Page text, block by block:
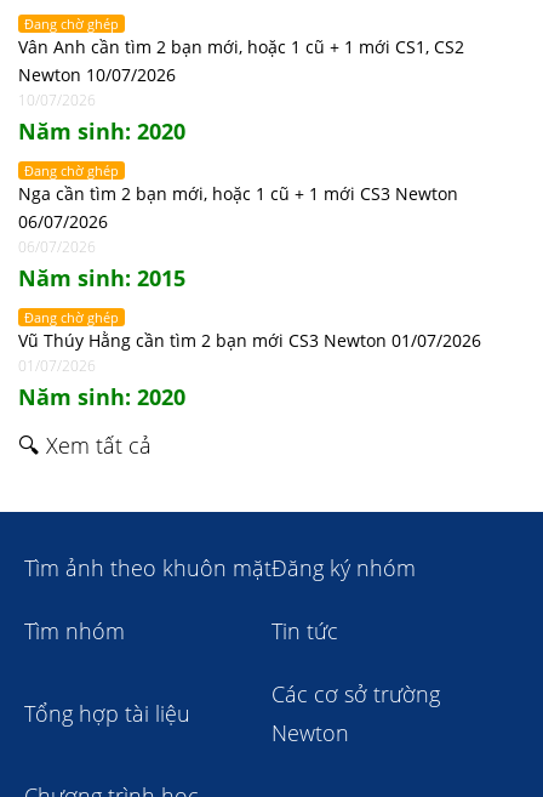
Đang chờ ghép
Vân Anh cần tìm 2 bạn mới, hoặc 1 cũ + 1 mới CS1, CS2
Newton 10/07/2026
10/07/2026
Năm sinh: 2020
Đang chờ ghép
Nga cần tìm 2 bạn mới, hoặc 1 cũ + 1 mới CS3 Newton
06/07/2026
06/07/2026
Năm sinh: 2015
Đang chờ ghép
Vũ Thúy Hằng cần tìm 2 bạn mới CS3 Newton 01/07/2026
01/07/2026
Năm sinh: 2020
🔍 Xem tất cả
Tìm ảnh theo khuôn mặtĐăng ký nhóm
Tìm nhóm Tin tức
Tổng hợp tài liệu
Các cơ sở trường
Newton